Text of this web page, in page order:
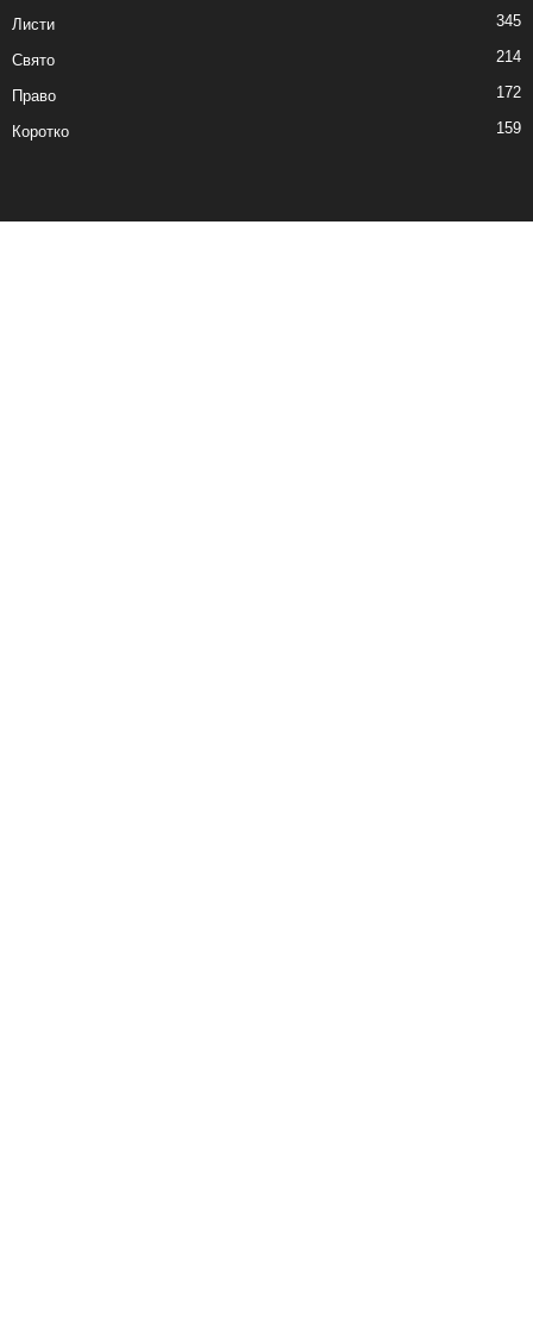
Листи 345
Свято 214
Право 172
Коротко 159